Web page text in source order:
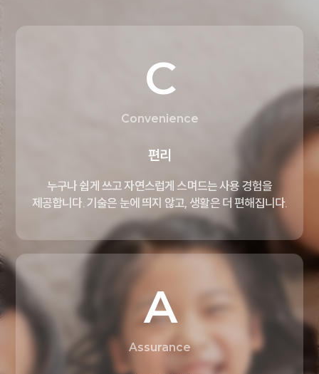
C
Convenience
편리
누구나 쉽게 쓰고 자연스럽게스며드는 사용 경험을
제공합니다.기술은 눈에 띄지 않고, 생활은 더 편해집니다.
A
Assurance